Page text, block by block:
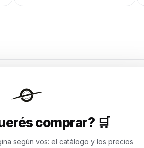
comprar? 🛒
según vos: el catálogo y los precios
Notebooks
Computadoras y PCs
Servidores y NAS